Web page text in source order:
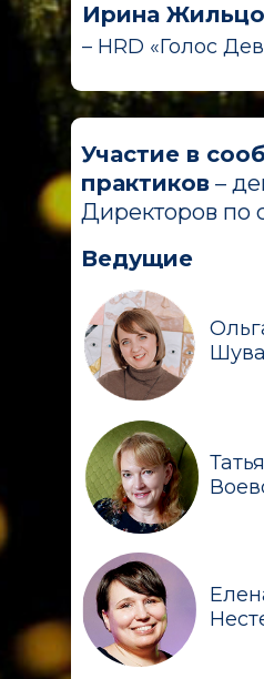
Ирина
– HRD «Голос
Участие в
практиков –
Директоров по
Ведущие